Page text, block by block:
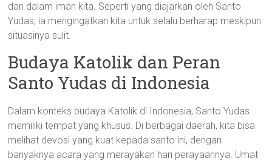
dan dalam iman kita. Seperti yang diajarkan oleh Santo
Yudas, ia mengingatkan kita untuk selalu berharap meskipun
situasinya sulit.
Budaya Katolik dan Peran
Santo Yudas di Indonesia
Dalam konteks budaya Katolik di Indonesia, Santo Yudas
memiliki tempat yang khusus. Di berbagai daerah, kita bisa
melihat devosi yang kuat kepada santo ini, dengan
banyaknya acara yang merayakan hari perayaannya. Umat